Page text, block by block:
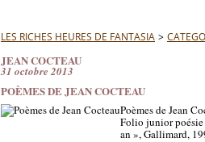
LES RICHES HEURES DE FANTASIA >
JEAN COCTEAU
31 octobre 2013
POÈMES DE JEAN COCTEAU
Poèmes de Jean
Folio junior
an », Gallimard,